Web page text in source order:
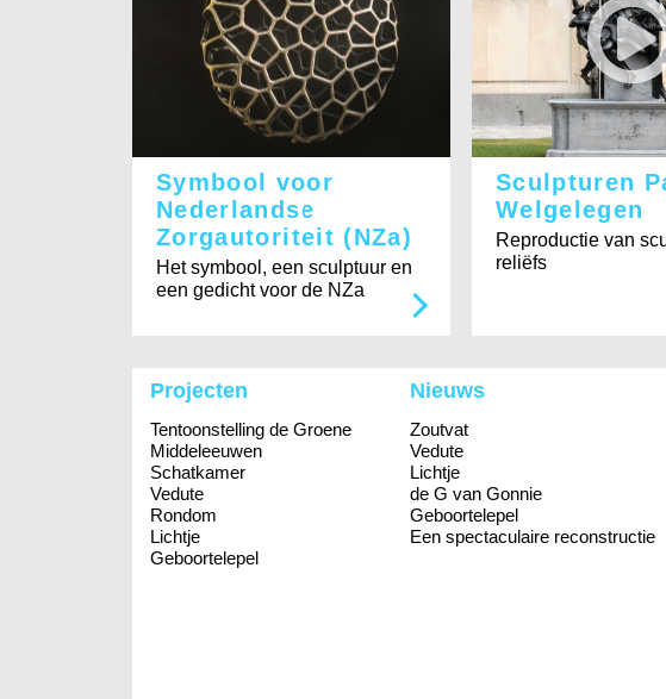
Symbool voor
Nederlandse
Zorgautoriteit (NZa)
Het symbool, een sculptuur en
een gedicht voor de NZa
Sculpturen
Welgelegen
Reproductie van
reliëfs
Projecten
Tentoonstelling de Groene
Middeleeuwen
Schatkamer
Vedute
Rondom
Lichtje
Geboortelepel
Nieuws
Zoutvat
Vedute
Lichtje
de G van Gonnie
Geboortelepel
Een spectaculaire reconstructie